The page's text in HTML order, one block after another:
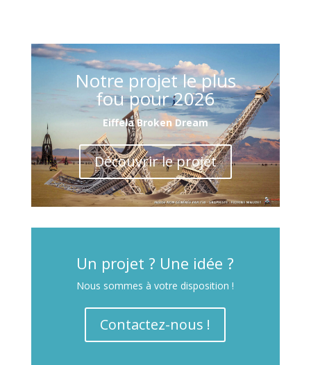
Notre projet le plus
fou pour 2026
Eiffela Broken Dream
Découvrir le projet
Un projet ? Une idée ?
Nous sommes à votre disposition !
Contactez-nous !